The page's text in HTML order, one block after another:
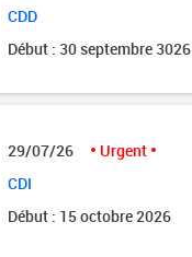
CDD
Début : 30 septembre 3026
29/07/26
Urgent
CDI
Début : 15 octobre 2026